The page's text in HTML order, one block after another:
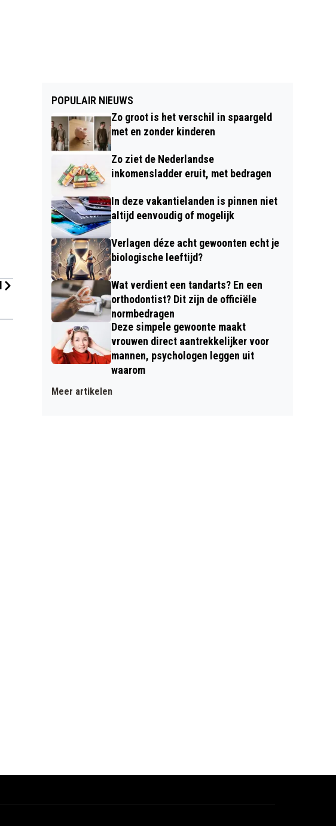
POPULAIR NIEUWS
Zo groot is het verschil in spaargeld
met en zonder kinderen
Zo ziet de Nederlandse
inkomensladder eruit, met bedragen
In deze vakantielanden is pinnen niet
altijd eenvoudig of mogelijk
Verlagen déze acht gewoonten echt je
biologische leeftijd?
Wat verdient een tandarts? En een
orthodontist? Dit zijn de officiële
normbedragen
Deze simpele gewoonte maakt
vrouwen direct aantrekkelijker voor
mannen, psychologen leggen uit
waarom
Meer artikelen